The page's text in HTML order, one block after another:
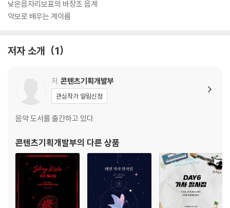
낮은음자리보표의 바장조 음계
악보로 배우는 계이름
저자 소개 1
저 콘텐츠기획개발부
관심작가 알림신청
음악 도서를 출간하고 있다
콘텐츠기획개발부의 다른 상품